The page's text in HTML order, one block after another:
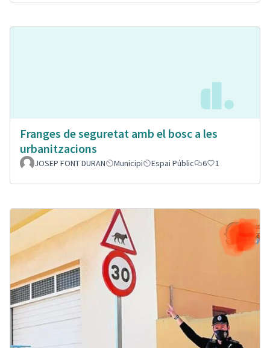
Franges de seguretat amb el bosc a les
urbanitzacions
JOSEP FONT DURAN Municipi Espai Públic 6 1